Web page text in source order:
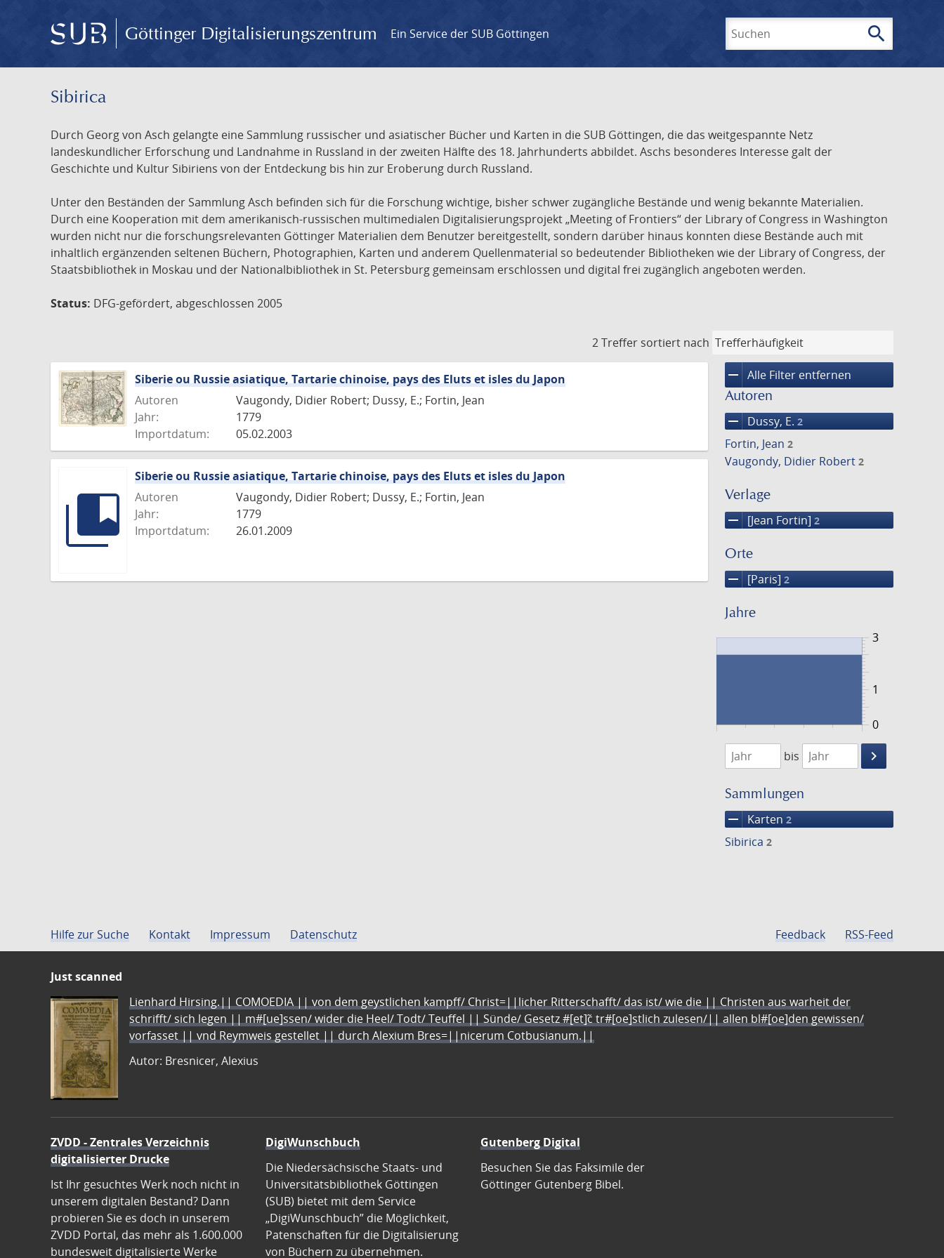
Göttinger Digitalisierungszentrum Ein Service der SUB Göttingen search
Sibirica
Durch Georg von Asch gelangte eine Sammlung russischer und asiatischer Bücher und Karten in die SUB Göttingen, die das weitgespannte Netz
landeskundlicher Erforschung und Landnahme in Russland in der zweiten Hälfte des 18. Jahrhunderts abbildet. Aschs besonderes Interesse galt der
Geschichte und Kultur Sibiriens von der Entdeckung bis hin zur Eroberung durch Russland.
Unter den Beständen der Sammlung Asch befinden sich für die Forschung wichtige, bisher schwer zugängliche Bestände und wenig bekannte Materialien.
Durch eine Kooperation mit dem amerikanisch-russischen multimedialen Digitalisierungsprojekt „Meeting of Frontiers“ der Library of Congress in Washington
wurden nicht nur die forschungsrelevanten Göttinger Materialien dem Benutzer bereitgestellt, sondern darüber hinaus konnten diese Bestände auch mit
inhaltlich ergänzenden seltenen Büchern, Photographien, Karten und anderem Quellenmaterial so bedeutender Bibliotheken wie der Library of Congress, der
Staatsbibliothek in Moskau und der Nationalbibliothek in St. Petersburg gemeinsam erschlossen und digital frei zugänglich angeboten werden.
Status: DFG-gefördert, abgeschlossen 2005
2 Treffer sortiert nach
remove Alle Filter entfernen
Autoren
remove Dussy, E. 2
Fortin, Jean 2
Vaugondy, Didier Robert 2
Verlage
remove [Jean Fortin] 2
Orte
remove [Paris] 2
Jahre
0
3
1
1779
1780
bis
keyboard_arrow_right
Suche
Sammlungen
remove Karten 2
Sibirica 2
Siberie ou Russie asiatique, Tartarie chinoise, pays des Eluts et isles du Japon
Autoren
Vaugondy, Didier Robert; Dussy, E.; Fortin, Jean
Jahr:
1779
Importdatum:
05.02.2003
Siberie ou Russie asiatique, Tartarie chinoise, pays des Eluts et isles du Japon
Autoren
Vaugondy, Didier Robert; Dussy, E.; Fortin, Jean
Jahr:
1779
Importdatum:
26.01.2009
Hilfe zur Suche Kontakt Impressum Datenschutz Feedback RSS-Feed
Just scanned
Lienhard Hirsing.|| COMOEDIA || von dem geystlichen kampff/ Christ=||licher Ritterschafft/ das ist/ wie die || Christen aus warheit der
schrifft/ sich legen || m#[ue]ssen/ wider die Heel/ Todt/ Teuffel || Sünde/ Gesetz #[et]c̃ tr#[oe]stlich zulesen/|| allen bl#[oe]den gewissen/
vorfasset || vnd Reymweis gestellet || durch Alexium Bres=||nicerum Cotbusianum.||
Autor: Bresnicer, Alexius
ZVDD - Zentrales Verzeichnis
digitalisierter Drucke
Ist Ihr gesuchtes Werk noch nicht in
unserem digitalen Bestand? Dann
probieren Sie es doch in unserem
ZVDD Portal, das mehr als 1.600.000
bundesweit digitalisierte Werke
DigiWunschbuch
Die Niedersächsische Staats- und
Universitätsbibliothek Göttingen
(SUB) bietet mit dem Service
„DigiWunschbuch” die Möglichkeit,
Patenschaften für die Digitalisierung
von Büchern zu übernehmen.
Gutenberg Digital
Besuchen Sie das Faksimile der
Göttinger Gutenberg Bibel.